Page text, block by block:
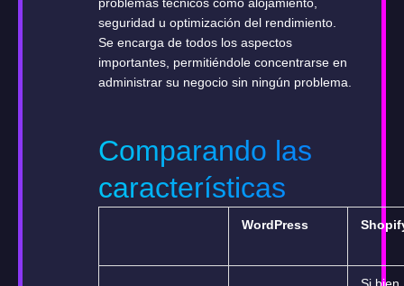
problemas técnicos como alojamiento,
seguridad u optimización del rendimiento.
Se encarga de todos los aspectos
importantes, permitiéndole concentrarse en
administrar su negocio sin ningún problema.
Comparando las
características
WordPress